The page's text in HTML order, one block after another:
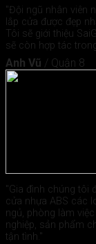
"Đội ngũ nhân viên
lắp cửa được đẹp
Tôi sẽ giới thiệu
sẽ còn hợp tác
Anh Vũ / Quận 8
"Gia đình chúng tôi
cửa nhựa ABS các
ngủ, phòng làm
nghiệp, sản phẩm
tận tình."